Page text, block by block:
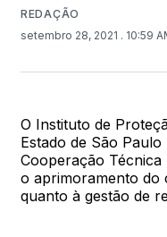
REDAÇÃO
setembro 28, 2021 . 10:59
O Instituto de
Estado de São
Cooperação Técnica
o aprimoramento do
quanto à gestão de